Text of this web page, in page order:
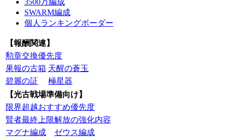
3500万編成
SWARM編成
個人ランキングボーダー
【報酬関連】
勲章交換優先度
果報の古箱 天醒の蒼玉
碧麗の証
極星器
【光古戦場準備向け】
限界超越おすすめ優先度
賢者最終上限解放の強化内容
マグナ編成
ゼウス編成